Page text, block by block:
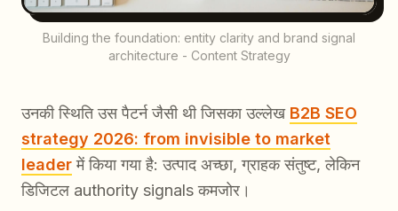
Building the foundation: entity clarity and brand signal
architecture - Content Strategy
उनकी स्थिति उस पैटर्न जैसी थी जिसका उल्लेख B2B SEO
strategy 2026: from invisible to market
leaderमें किया गया है: उत्पाद अच्छा, ग्राहक संतुष्ट, लेकिन
डिजिटल authority signals कमजोर।